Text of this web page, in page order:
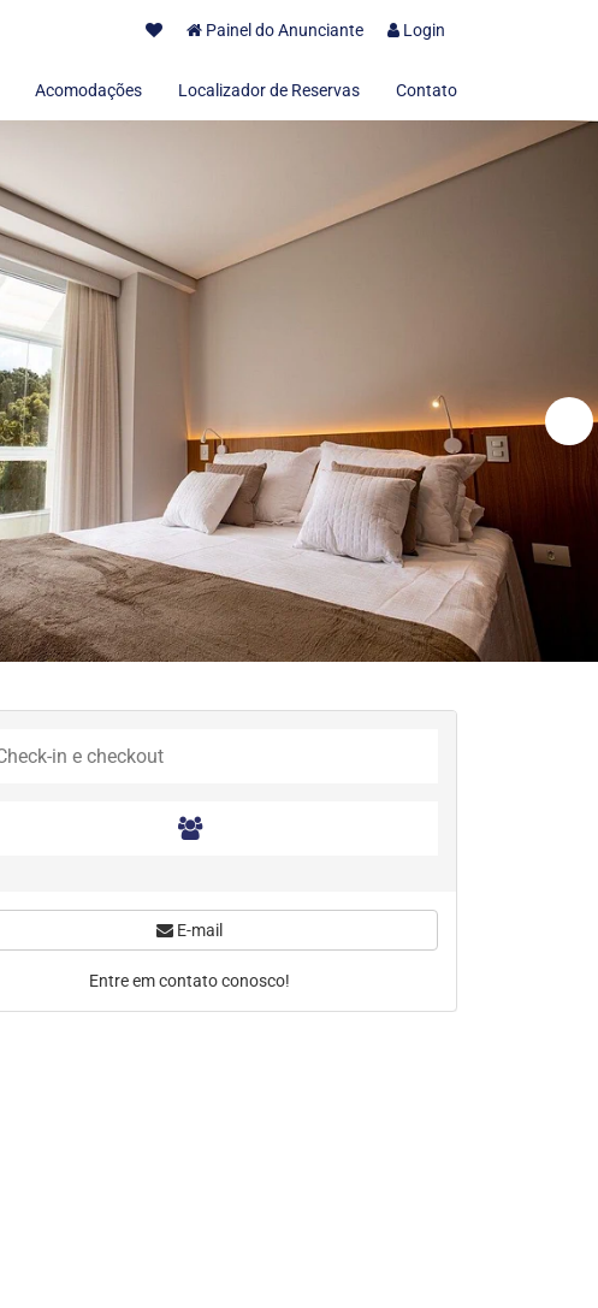
Painel do Anunciante Login
Acomodações Localizador de Reservas Contato
E-mail
Entre em contato conosco!